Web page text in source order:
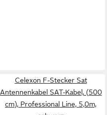
Celexon F-Stecker Sat
Antennenkabel SAT-Kabel, (500
cm), Professional Line, 5,0m,